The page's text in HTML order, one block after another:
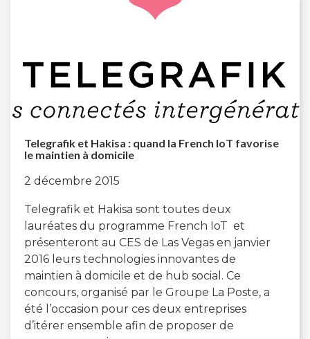
Telegrafik et Hakisa : quand la French IoT favorise
le maintien à domicile
2 décembre 2015
Telegrafik et Hakisa sont toutes deux
lauréates du programme French IoT et
présenteront au CES de Las Vegas en janvier
2016 leurs technologies innovantes de
maintien à domicile et de hub social. Ce
concours, organisé par le Groupe La Poste, a
été l’occasion pour ces deux entreprises
d’itérer ensemble afin de proposer de